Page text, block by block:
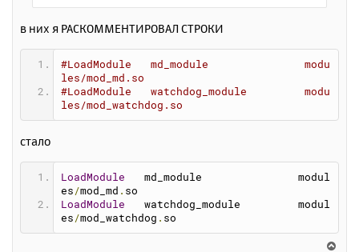
в них я РАСКОММЕНТИРОВАЛ СТРОКИ
#LoadModule   md_module               modu
les/mod_md.so
#LoadModule   watchdog_module         modu
les/mod_watchdog.so
стало
LoadModule
   md_module               modul
es /mod_md . so
LoadModule
   watchdog_module         modul
es /mod_watchdog . so